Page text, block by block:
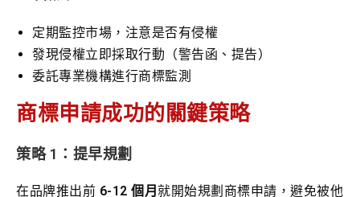
定期監控市場，注意是否有侵權
發現侵權立即採取行動（警告函、提告）
委託專業機構進行商標監測
商標申請成功的關鍵策略
策略 1：提早規劃
在品牌推出前 6-12 個月 就開始規劃商標申請，避免被他